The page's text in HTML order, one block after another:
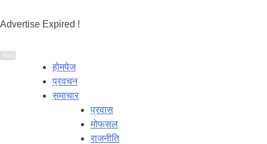
Advertise Expired !
होमपेज
प्रवचन
समाचार
प्रवास
मोफसल
राजनीति